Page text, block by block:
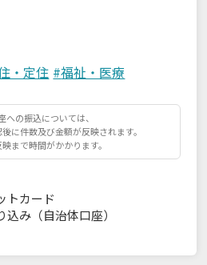
・定住 #福祉・医療
への振込については、
に件数及び金額が反映されます。
まで時間がかかります。
トカード
込み（自治体口座）